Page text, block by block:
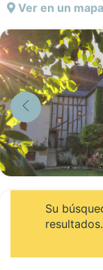
Ver en un mapa
Su